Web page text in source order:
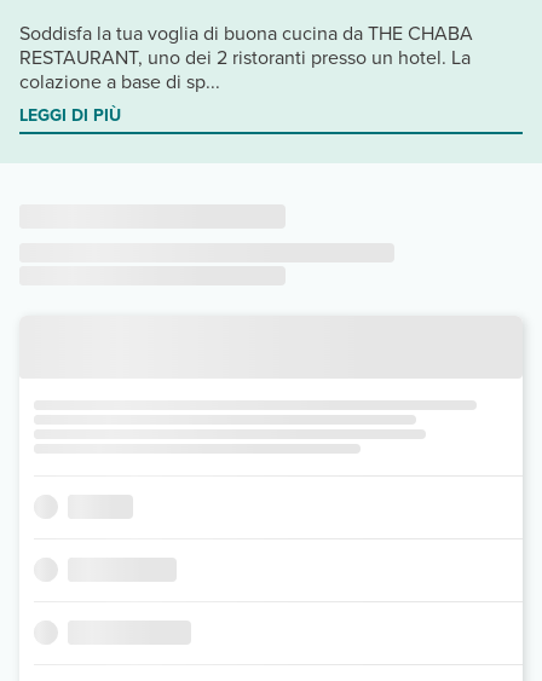
Soddisfa la tua voglia di buona cucina da THE CHABA
RESTAURANT, uno dei 2 ristoranti presso un hotel. La
colazione a base di sp...
LEGGI DI PIÙ